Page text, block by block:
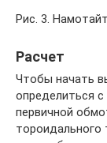
Рис. 3.
Расчет
Чтобы начать
определиться
первичной